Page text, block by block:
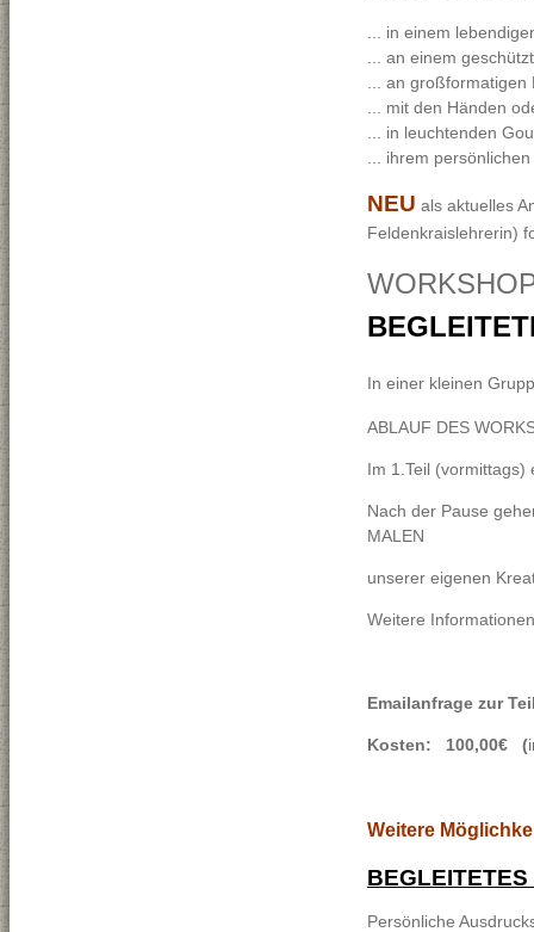
... in einem
... an einem
... an
... mit den Händen
... in leuchtenden
... ihrem
NEU als aktuelles
Feldenkraislehrerin)
In einer kleinen
ABLAUF DES
Im 1.Teil
Nach der Pause
MALEN
unserer eigenen
Weitere
Emailanfrage zur
Kosten: 100,00€ (
Weitere
Persönliche